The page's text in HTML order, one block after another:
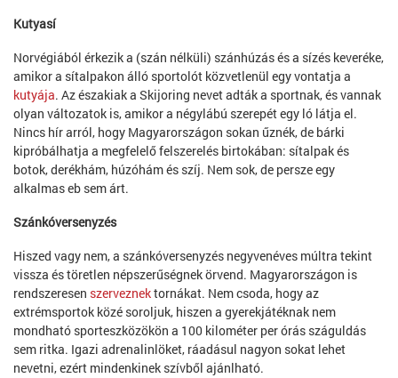
Kutyasí
Norvégiából érkezik a (szán nélküli) szánhúzás és a sízés keveréke,
amikor a sítalpakon álló sportolót közvetlenül egy vontatja a
kutyája. Az északiak a Skijoring nevet adták a sportnak, és vannak
olyan változatok is, amikor a négylábú szerepét egy ló látja el.
Nincs hír arról, hogy Magyarországon sokan űznék, de bárki
kipróbálhatja a megfelelő felszerelés birtokában: sítalpak és
botok, derékhám, húzóhám és szíj. Nem sok, de persze egy
alkalmas eb sem árt.
Szánkóversenyzés
Hiszed vagy nem, a szánkóversenyzés negyvenéves múltra tekint
vissza és töretlen népszerűségnek örvend. Magyarországon is
rendszeresen szerveznektornákat. Nem csoda, hogy az
extrémsportok közé soroljuk, hiszen a gyerekjátéknak nem
mondható sporteszközökön a 100 kilométer per órás száguldás
sem ritka. Igazi adrenalinlöket, ráadásul nagyon sokat lehet
nevetni, ezért mindenkinek szívből ajánlható.